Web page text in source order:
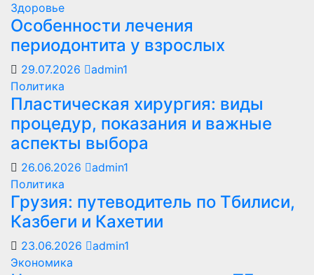
Здоровье
Особенности лечения
периодонтита у взрослых
29.07.2026
admin1
Политика
Пластическая хирургия: виды
процедур, показания и важные
аспекты выбора
26.06.2026
admin1
Политика
Грузия: путеводитель по Тбилиси,
Казбеги и Кахетии
23.06.2026
admin1
Экономика